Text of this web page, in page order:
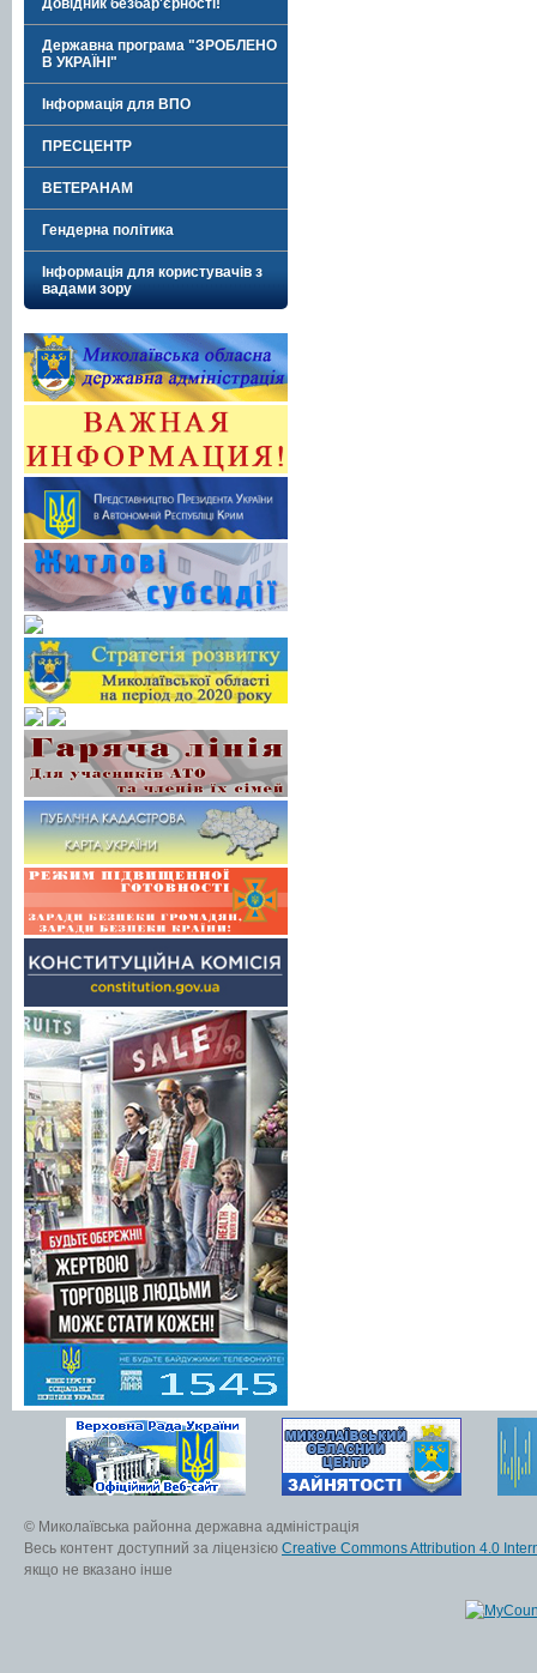
Довідник безбар'єрності!
Державна програма "ЗРОБЛЕНО
В УКРАЇНІ"
Інформація для ВПО
ПРЕСЦЕНТР
ВЕТЕРАНАМ
Гендерна політика
Інформація для користувачів з
вадами зору
© Миколаївська районна державна адміністрація
Весь контент доступний за ліцензією Creative Commons Attribution 4.0
якщо не вказано інше